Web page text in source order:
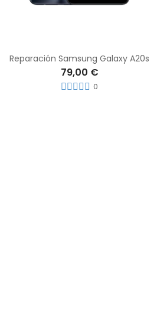
Reparación Samsung Galaxy A20s
79,00 €
0